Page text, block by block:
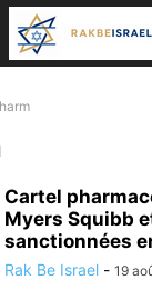
Cartel
Myers Squibb
sanctionnées
Rak Be Israel - 19